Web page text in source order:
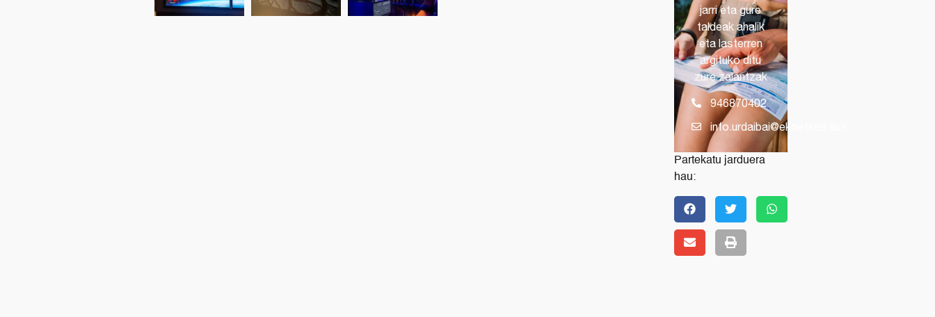
jarri eta gure
taldeak ahalik
eta lasterren
argituko ditu
zure zalantzak
946870402
info.urdaibai@ekoetxea.eus
Partekatu jarduera
hau: